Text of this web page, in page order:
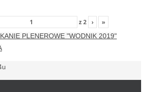
z2 › »
PLENEROWE "WODNIK 2019"